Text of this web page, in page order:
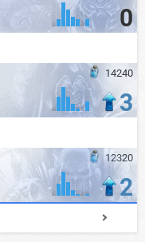
0
14240
3
12320
2